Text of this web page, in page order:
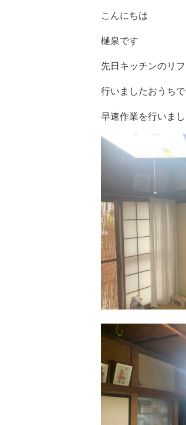
こんにちは
樋泉です
先日キッチンのリ
行いましたおうち
早速作業を行いま